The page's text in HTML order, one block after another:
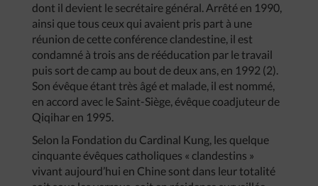
dont il devient le secrétaire général. Arrêté en 1990,
ainsi que tous ceux qui avaient pris part à une
réunion de cette conférence clandestine, il est
condamné à trois ans de rééducation par le travail
puis sort de camp au bout de deux ans, en 1992 (2).
Son évêque étant très âgé et malade, il est nommé,
en accord avec le Saint-Siège, évêque coadjuteur de
Qiqihar en 1995.
Selon la Fondation du Cardinal Kung, les quelque
cinquante évêques catholiques « clandestins »
vivant aujourd’hui en Chine sont dans leur totalité